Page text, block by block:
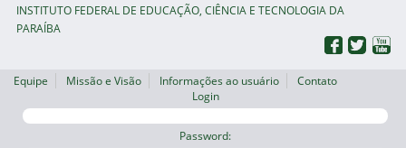
INSTITUTO FEDERAL DE EDUCAÇÃO, CIÊNCIA E TECNOLOGIA DA
PARAÍBA
Equipe Missão e Visão Informações ao usuário
Contato
Login
Password: